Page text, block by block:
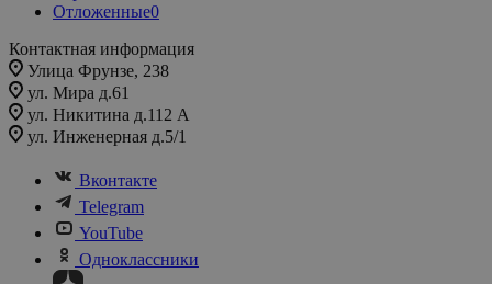
Отложенные0
Контактная информация
Улица Фрунзе, 238​
ул. Мира д.61
ул. Никитина д.112 А
ул. Инженерная д.5/1
Вконтакте
Telegram
YouTube
Одноклассники